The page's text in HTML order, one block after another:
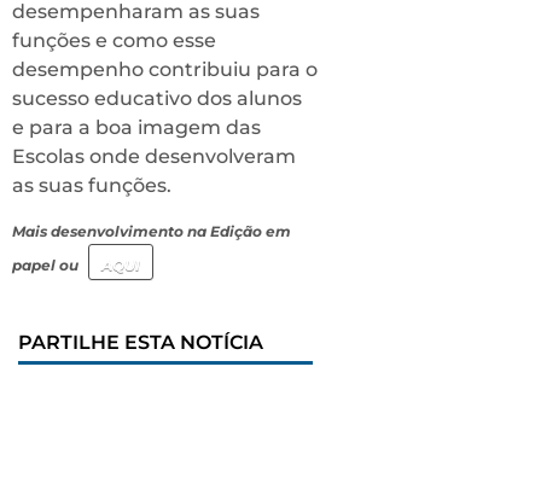
desempenharam as suas
funções e como esse
desempenho contribuiu para o
sucesso educativo dos alunos
e para a boa imagem das
Escolas onde desenvolveram
as suas funções.
Mais desenvolvimento na Edição em
papel ou
AQUI
PARTILHE ESTA NOTÍCIA